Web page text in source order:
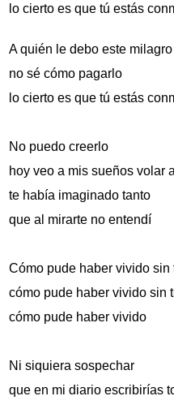
lo cierto es que tú estás
A quién le debo este milagro
no sé cómo pagarlo
lo cierto es que tú estás
No puedo creerlo
hoy veo a mis sueños volar
te había imaginado tanto
que al mirarte no entendí
Cómo pude haber vivido sin
cómo pude haber vivido sin
cómo pude haber vivido
Ni siquiera sospechar
que en mi diario escribirías